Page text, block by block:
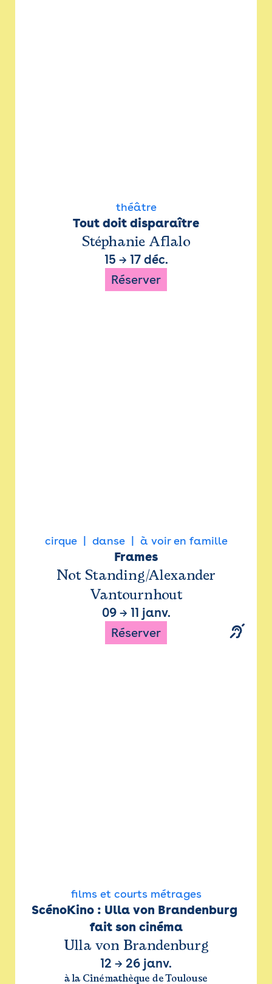
théâtre
Tout doit disparaître
Stéphanie Aflalo
15 → 17 déc.
Réserver
cirque danse à voir en famille
Frames
Not Standing/Alexander
Vantournhout
09→ 11 janv.
Réserver
films et courts métrages
ScénoKino : Ulla von Brandenburg
fait son cinéma
Ulla von Brandenburg
12 → 26 janv.
à la Cinémathèque de Toulouse